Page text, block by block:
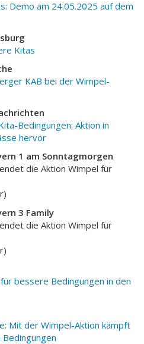
Demo am 24.05.2025 auf dem
Kitas
KAB bei der Wimpel-
Bedingungen: Aktion in
hervor
1 am Sonntagmorgen
die Aktion Wimpel für
3 Family
die Aktion Wimpel für
bessere Bedingungen in den
Mit der Wimpel-Aktion kämpft